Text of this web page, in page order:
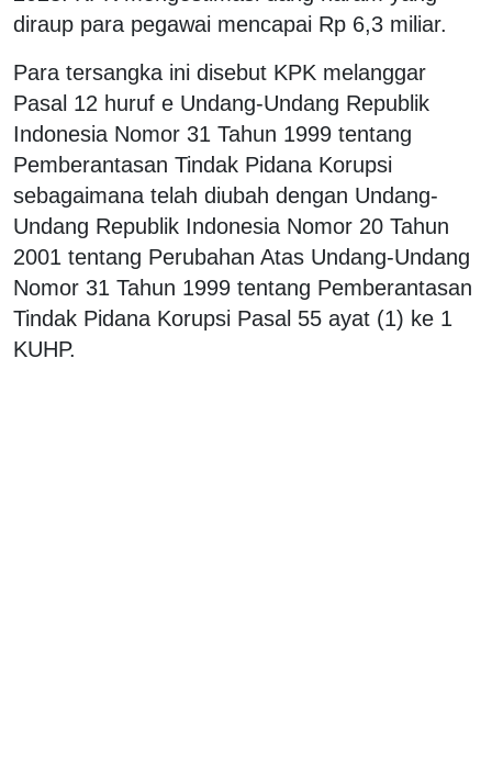
diraup para pegawai mencapai Rp 6,3 miliar.
Para tersangka ini disebut KPK melanggar
Pasal 12 huruf e Undang-Undang Republik
Indonesia Nomor 31 Tahun 1999 tentang
Pemberantasan Tindak Pidana Korupsi
sebagaimana telah diubah dengan Undang-
Undang Republik Indonesia Nomor 20 Tahun
2001 tentang Perubahan Atas Undang-Undang
Nomor 31 Tahun 1999 tentang Pemberantasan
Tindak Pidana Korupsi Pasal 55 ayat (1) ke 1
KUHP.